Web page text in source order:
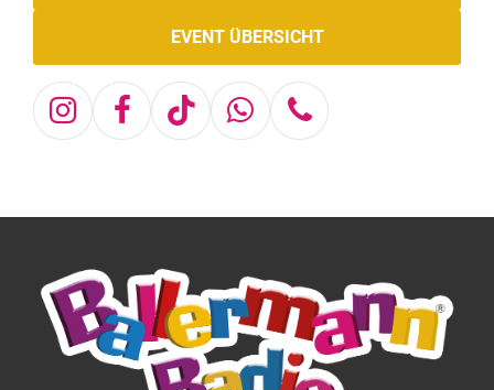
EVENT ÜBERSICHT
Instagram
Facebook
TiktokWhatsapp
Telefon